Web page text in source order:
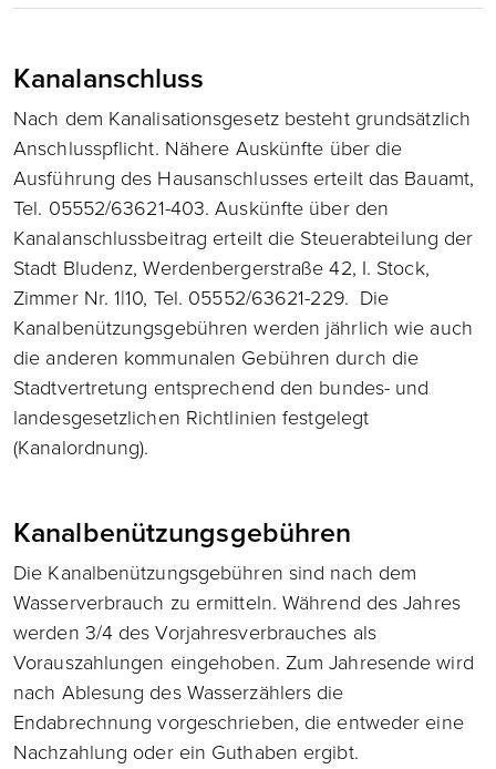
Kanalanschluss
Nach dem Kanalisationsgesetz besteht grundsätzlich
Anschlusspflicht. Nähere Auskünfte über die
Ausführung des Hausanschlusses erteilt das Bauamt,
Tel. 05552/63621-403. Auskünfte über den
Kanalanschlussbeitrag erteilt die Steuerabteilung der
Stadt Bludenz, Werdenbergerstraße 42, I. Stock,
Zimmer Nr. 1|10, Tel. 05552/63621-229. Die
Kanalbenützungsgebühren werden jährlich wie auch
die anderen kommunalen Gebühren durch die
Stadtvertretung entsprechend den bundes- und
landesgesetzlichen Richtlinien festgelegt
(Kanalordnung).
Kanalbenützungsgebühren
Die Kanalbenützungsgebühren sind nach dem
Wasserverbrauch zu ermitteln. Während des Jahres
werden 3/4 des Vorjahresverbrauches als
Vorauszahlungen eingehoben. Zum Jahresende wird
nach Ablesung des Wasserzählers die
Endabrechnung vorgeschrieben, die entweder eine
Nachzahlung oder ein Guthaben ergibt.